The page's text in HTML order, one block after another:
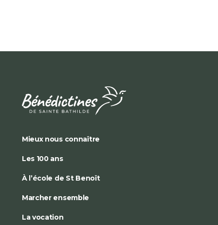
Mieux nous connaître
Les 100 ans
À l’école de St Benoît
Marcher ensemble
La vocation